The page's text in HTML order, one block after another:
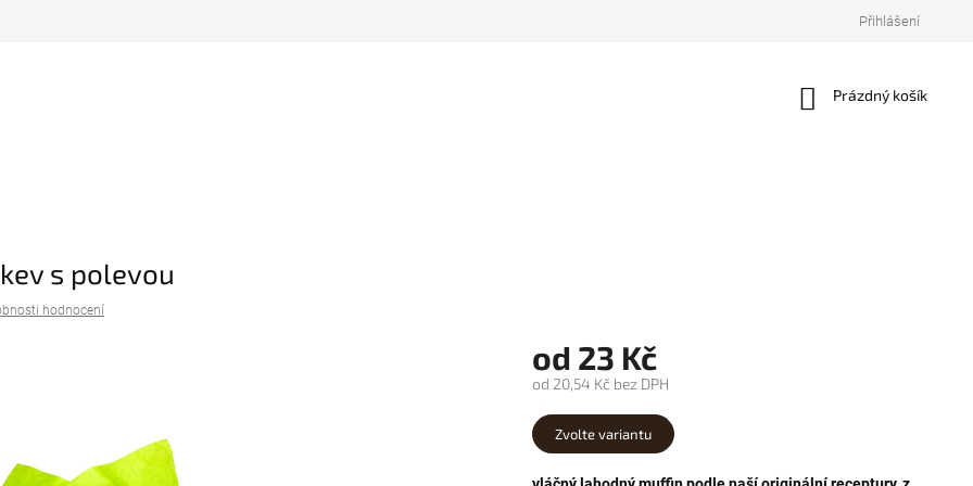
Přihlášení
Nákupní
Prázdný košík
s polevou
hodnocení
od 23 Kč
od 20,54 Kč bez DPH
Měrná
cena:Zvolte variantu